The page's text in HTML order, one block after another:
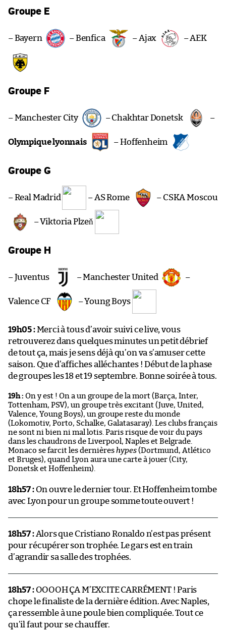
Groupe E
– Bayern – Benfica – Ajax – AEK
Groupe F
– Manchester City – Chakhtar Donetsk –
Olympique lyonnais – Hoffenheim
Groupe G
– Real Madrid – AS Rome – CSKA Moscou
– Viktoria Plzeň
Groupe H
– Juventus – Manchester United –
Valence CF – Young Boys
19h05 :Merci à tous d’avoir suivi ce live, vous
retrouverez dans quelques minutes un petit débrief
de tout ça, mais je sens déjà qu’on va s’amuser cette
saison. Que d’affiches alléchantes ! Début de la phase
de groupes les 18 et 19 septembre. Bonne soirée à tous.
19h : On y est ! On a un groupe de la mort (Barça, Inter,
Tottenham, PSV), un groupe très excitant (Juve, United,
Valence, Young Boys), un groupe reste du monde
(Lokomotiv, Porto, Schalke, Galatasaray). Les clubs français
ne sont ni bien ni mal lotis. Paris risque de voir du pays
dans les chaudrons de Liverpool, Naples et Belgrade.
Monaco se farcit les dernières hypes (Dortmund, Atlético
et Bruges), quand Lyon aura une carte à jouer (City,
Donetsk et Hoffenheim).
18h57 :On ouvre le dernier tour. Et Hoffenheim tombe
avec Lyon pour un groupe somme toute ouvert !
18h57 :Alors que Cristiano Ronaldo n’est pas présent
pour récupérer son trophée. Le gars est en train
d’agrandir sa salle des trophées.
18h57 :OOOOH ÇA M’EXCITE CARRÉMENT ! Paris
chope le finaliste de la dernière édition. Avec Naples,
ça ressemble à une poule bien compliquée. Tout ce
qu’il faut pour se chauffer.